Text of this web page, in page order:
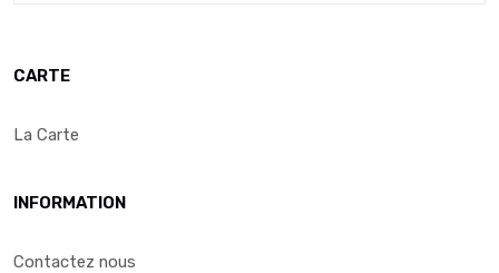
CARTE
La Carte
INFORMATION
Contactez nous